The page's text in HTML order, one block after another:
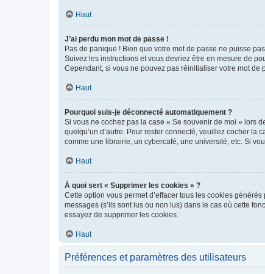
Haut
J’ai perdu mon mot de passe !
Pas de panique ! Bien que votre mot de passe ne puisse
Suivez les instructions et vous devriez être en mesure de
Cependant, si vous ne pouvez pas réinitialiser votre mot de
Haut
Pourquoi suis-je déconnecté automatiquement ?
Si vous ne cochez pas la case « Se souvenir de moi » lors
quelqu’un d’autre. Pour rester connecté, veuillez cocher la
comme une librairie, un cybercafé, une université, etc. Si
Haut
À quoi sert « Supprimer les cookies » ?
Cette option vous permet d’effacer tous les cookies
messages (s’ils sont lus ou non lus) dans le cas où cette
essayez de supprimer les cookies.
Haut
Préférences et paramètres des utilisateurs